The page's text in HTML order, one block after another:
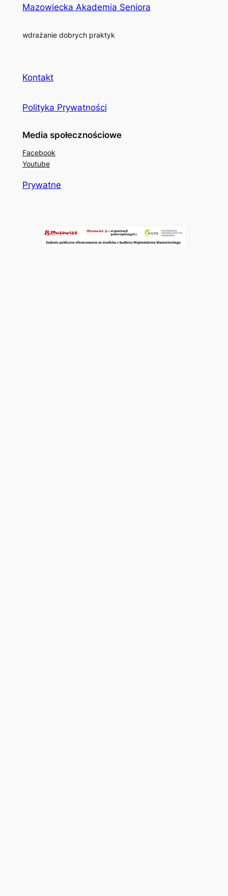
Mazowiecka Akademia Seniora
wdrażanie dobrych praktyk
Kontakt
Polityka Prywatności
Media społecznościowe
Facebook
Youtube
Prywatne